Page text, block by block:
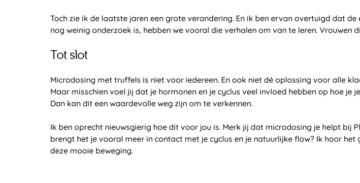
Toch zie ik de laatste jaren een grote verandering. En ik ben ervan overtuigd dat
nog weinig onderzoek is, hebben we vooral die verhalen om van te leren.
Tot slot
Microdosing met truffels is niet voor iedereen. En ook niet dé oplossing voor alle
Maar misschien voel jij dat je hormonen en je cyclus veel invloed hebben op hoe
Dan kan dit een waardevolle weg zijn om te verkennen.
Ik ben oprecht nieuwsgierig hoe dit voor jou is. Merk jij dat microdosing je helpt bij
brengt het je vooral meer in contact met je cyclus en je natuurlijke flow? Ik hoor
deze mooie beweging.